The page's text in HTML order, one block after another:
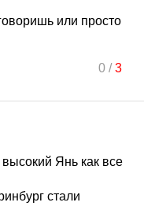
или просто
0/3
Янь как все
стали